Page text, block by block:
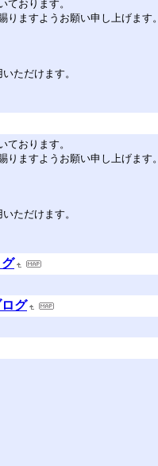
おります。
ますようお願い申し上げます。
ただけます。
おります。
ますようお願い申し上げます。
ただけます。
グ